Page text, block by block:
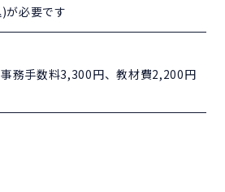
が必要です
務手数料3,300円、教材費2,200円